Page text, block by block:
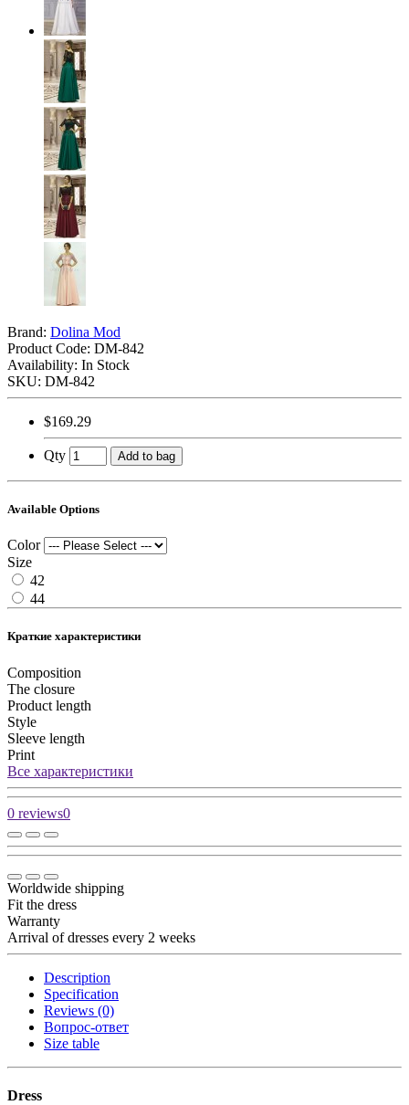
Brand: Dolina Mod
Product Code: DM-842
Availability: In Stock
SKU: DM-842
$169.29
Qty Add to bag
Available Options
Color
Size
42
44
Краткие характеристики
Composition
The closure
Product length
Style
Sleeve length
Print
Все характеристики
0 reviews0
Worldwide shipping
Fit the dress
Warranty
Arrival of dresses every 2 weeks
Description
Specification
Reviews (0)
Вопрос-ответ
Size table
Dress